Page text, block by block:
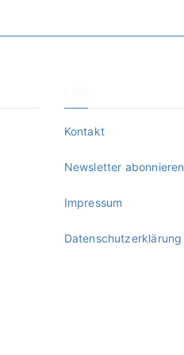
Kontakt
Newsletter abonnieren
Impressum
Datenschutzerklärung